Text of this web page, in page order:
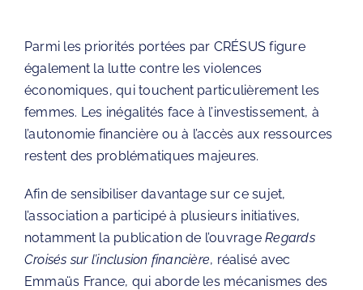
Parmi les priorités portées par CRÉSUS figure
également la lutte contre les violences
économiques, qui touchent particulièrement les
femmes. Les inégalités face à l’investissement, à
l’autonomie financière ou à l’accès aux ressources
restent des problématiques majeures.
Afin de sensibiliser davantage sur ce sujet,
l’association a participé à plusieurs initiatives,
notamment la publication de l’ouvrageRegards
Croisés sur l’inclusion financière, réalisé avec
Emmaüs France, qui aborde les mécanismes des